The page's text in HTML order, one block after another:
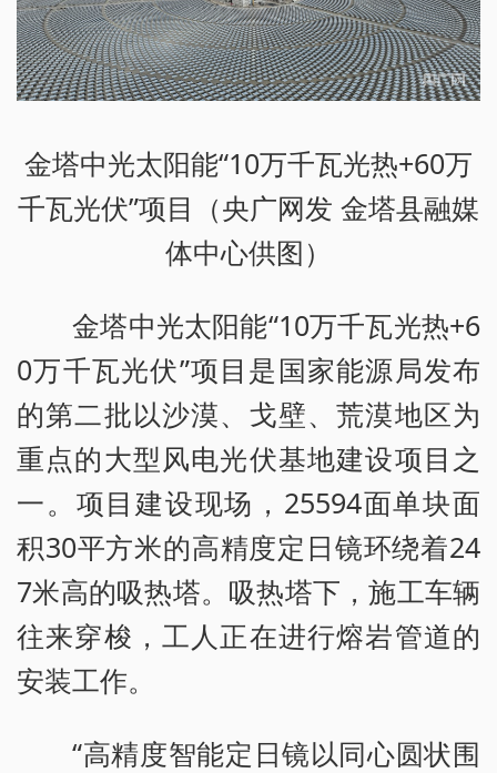
金塔中光太阳能“10万千瓦光热+60万
千瓦光伏”项目（央广网发 金塔县融媒
体中心供图）
金塔中光太阳能“10万千瓦光热+6
0万千瓦光伏”项目是国家能源局发布
的第二批以沙漠、戈壁、荒漠地区为
重点的大型风电光伏基地建设项目之
一。项目建设现场，25594面单块面
积30平方米的高精度定日镜环绕着24
7米高的吸热塔。吸热塔下，施工车辆
往来穿梭，工人正在进行熔岩管道的
安装工作。
“高精度智能定日镜以同心圆状围